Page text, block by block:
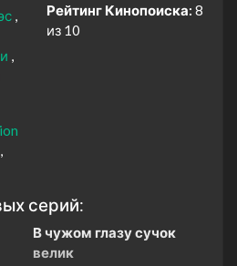
Рейтинг Кинопоиска: 8
из 10
серий:
В чужом глазу сучок
велик